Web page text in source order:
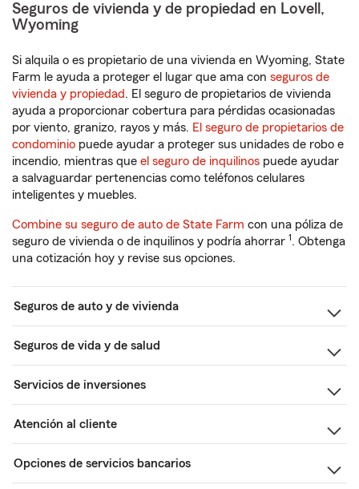
Seguros de vivienda y de propiedad en Lovell,
Wyoming
Si alquila o es propietario de una vivienda en Wyoming, State
Farm le ayuda a proteger el lugar que ama con seguros de
vivienda y propiedad. El seguro de propietarios de vivienda
ayuda a proporcionar cobertura para pérdidas ocasionadas
por viento, granizo, rayos y más. El seguro de propietarios de
condominio puede ayudar a proteger sus unidades de robo e
incendio, mientras que el seguro de inquilinos puede ayudar
a salvaguardar pertenencias como teléfonos celulares
inteligentes y muebles.
Combine su seguro de auto de State Farm con una póliza de
seguro de vivienda o de inquilinos y podría ahorrar 1. Obtenga
una cotización hoy y revise sus opciones.
Seguros de auto y de vivienda
Seguros de vida y de salud
Servicios de inversiones
Atención al cliente
Opciones de servicios bancarios